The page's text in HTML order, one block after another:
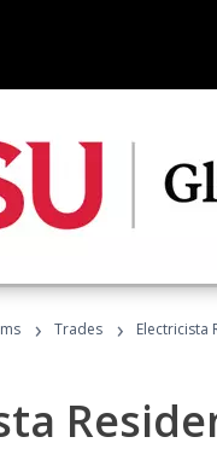
› Trades › Electricista